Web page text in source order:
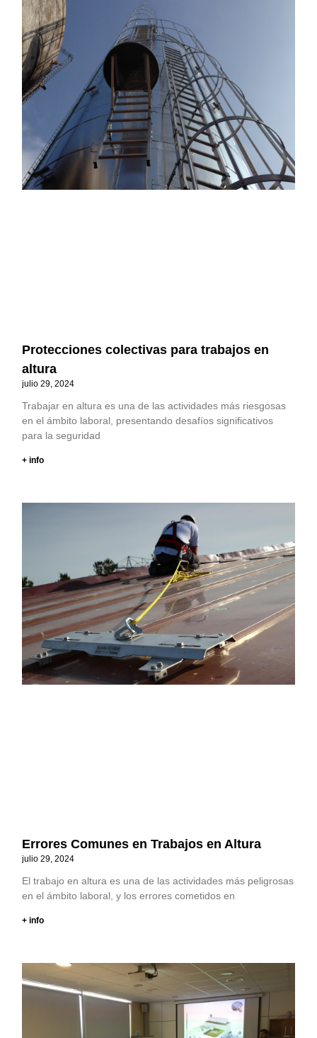
Protecciones colectivas para trabajos en
altura
julio 29, 2024
Trabajar en altura es una de las actividades más riesgosas
en el ámbito laboral, presentando desafíos significativos
para la seguridad
+ info
Errores Comunes en Trabajos en Altura
julio 29, 2024
El trabajo en altura es una de las actividades más peligrosas
en el ámbito laboral, y los errores cometidos en
+ info